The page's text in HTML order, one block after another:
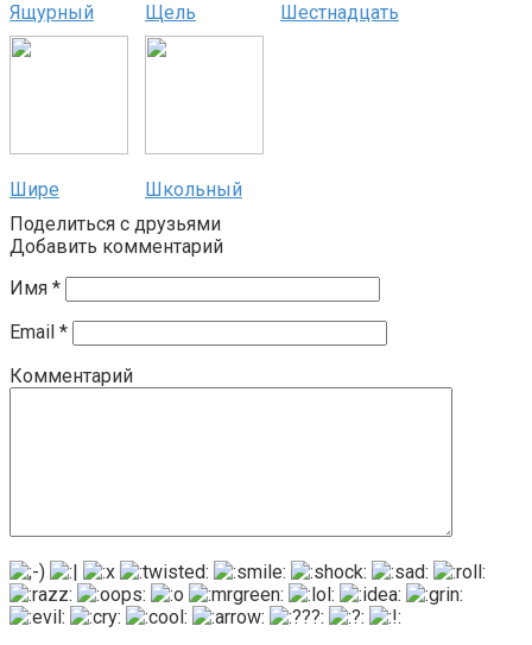
Ящурный Щель Шестнадцать
Шире
Школьный
Поделиться с друзьями
Добавить комментарий
Имя *
Email *
Комментарий